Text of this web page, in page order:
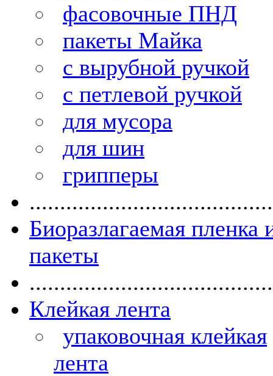
фасовочные ПНД
пакеты Майка
с вырубной ручкой
с петлевой ручкой
для мусора
для шин
грипперы
Биоразлагаемая пленка
пакеты
Клейкая лента
упаковочная клейкая
лента